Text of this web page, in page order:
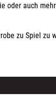
oder auch
zu Spiel zu